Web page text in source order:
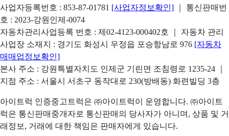
사업자등록번호 : 853-87-01781 [사업자정보확인]
｜ 통신판매번
호 : 2023-강원인제-0074
자동차관리사업등록 번호 : 제02-4123-000402호 ｜ 자동차 관리
사업장 소재지 : 경기도 화성시 우정읍 포승항남로 976 [자동차
매매업정보확인]
본사 주소 : 강원특별자치도 인제군 기린면 조침령로 1235-24 ｜
지점 주소 : 서울시 서초구 동작대로 230(방배동) 화련빌딩 3층
아이트럭 인증중고트럭은 ㈜아이트럭이 운영합니다. ㈜아이트
럭은 통신판매중개자로 통신판매의 당사자가 아니며, 상품 및 거
래정보, 거래에 대한 책임은 판매자에게 있습니다.